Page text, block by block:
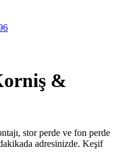
&
stor perde ve fon perde
adresinizde. Keşif